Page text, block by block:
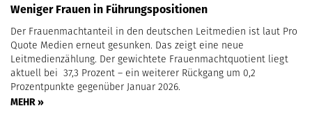
Weniger Frauen in Führungspositionen
Der Frauenmachtanteil in den deutschen Leitmedien ist laut Pro
Quote Medien erneut gesunken. Das zeigt eine neue
Leitmedienzählung. Der gewichtete Frauenmachtquotient liegt
aktuell bei 37,3 Prozent – ein weiterer Rückgang um 0,2
Prozentpunkte gegenüber Januar 2026.
MEHR »